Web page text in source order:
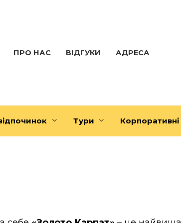
ПРО НАС ВІДГУКИ АДРЕСА
Тури